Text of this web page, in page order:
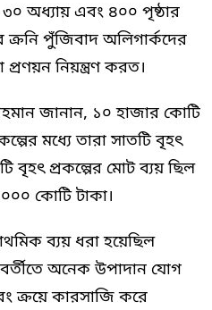
অধ্যায় এবং ৪০০ পৃষ্ঠার
ক্রনি পুঁজিবাদ অলিগার্কদের
প্রণয়ন নিয়ন্ত্রণ করত।
জানান, ১০ হাজার কোটি
মধ্যে তারা সাতটি বৃহৎ
বৃহৎ প্রকল্পের মোট ব্যয় ছিল
কোটি টাকা।
ব্যয় ধরা হয়েছিল
অনেক উপাদান যোগ
ক্রয়ে কারসাজি করে